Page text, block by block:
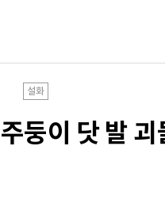
설화
둥이 닷 발 괴